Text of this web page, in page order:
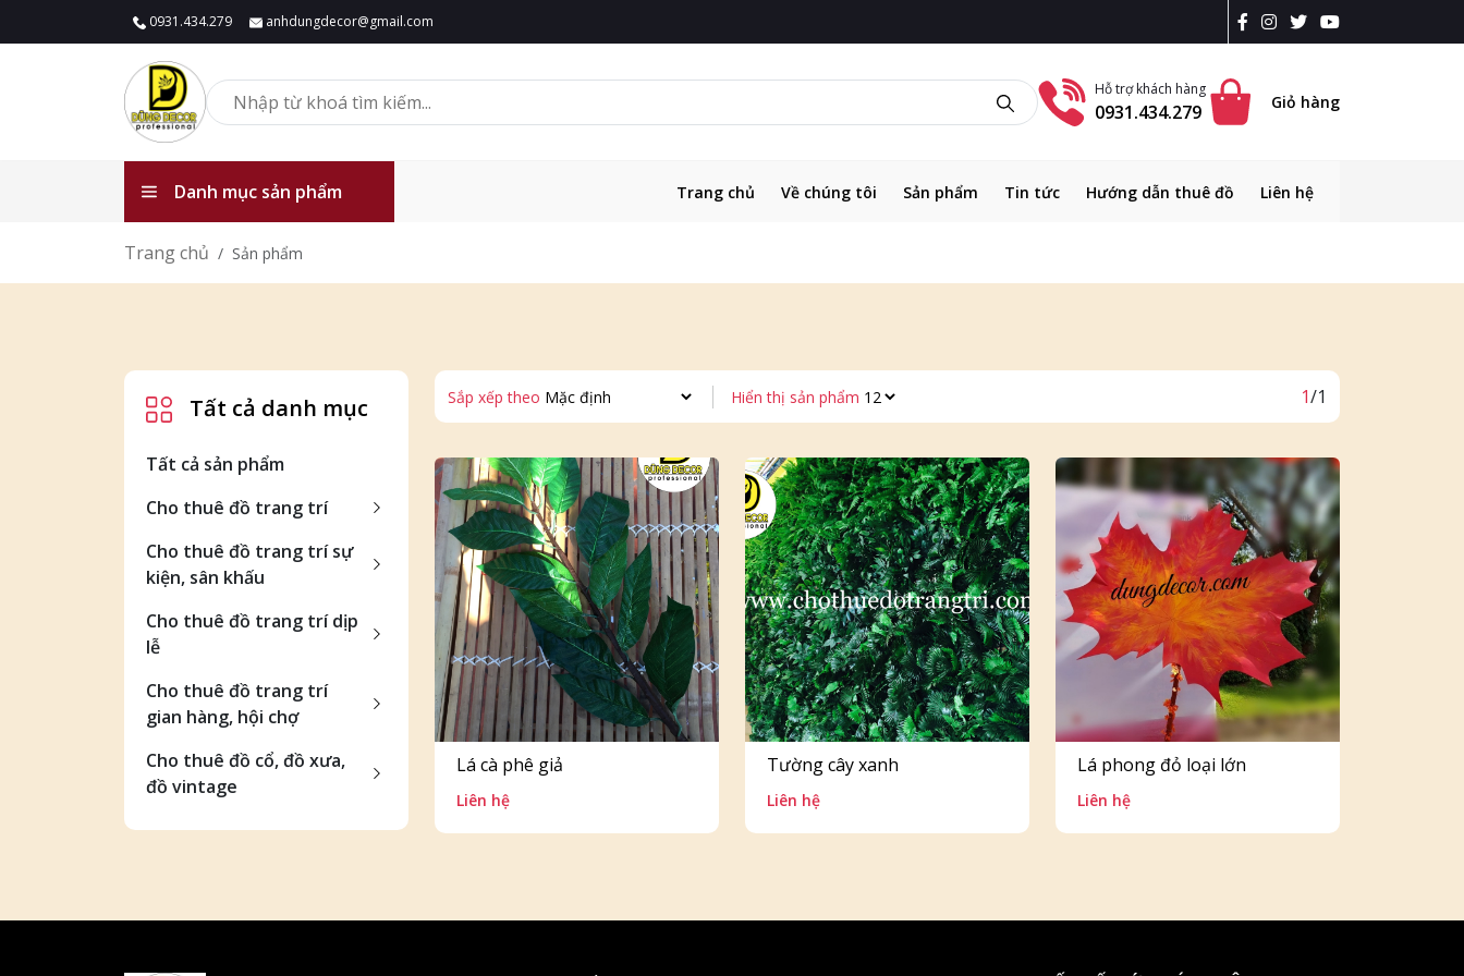
0931.434.279 anhdungdecor@gmail.com
Hỗ trợ khách hàng
0931.434.279 Giỏ hàng
Danh mục sản phẩm Trang chủ Về chúng tôi Sản phẩm Tin tức Hướng dẫn thuê đồ Liên hệ
Trang chủ Sản phẩm
Tất cả danh mục
Tất cả sản phẩm
Cho thuê đồ trang trí
Cho thuê đồ trang trí sự
kiện, sân khấu
Cho thuê đồ trang trí dịp
lễ
Cho thuê đồ trang trí
gian hàng, hội chợ
Cho thuê đồ cổ, đồ xưa,
đồ vintage
Sắp xếp theo Hiển thị sản phẩm 1/1
Lá cà phê giả
Liên hệ
Tường cây xanh
Liên hệ
Lá phong đỏ loại lớn
Liên hệ